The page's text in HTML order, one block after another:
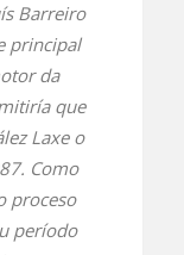
Barreiro
principal
da
que
Laxe o
Como
proceso
período